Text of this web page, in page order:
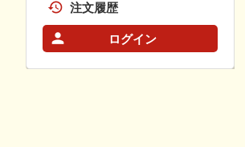
注文履歴
ログイン